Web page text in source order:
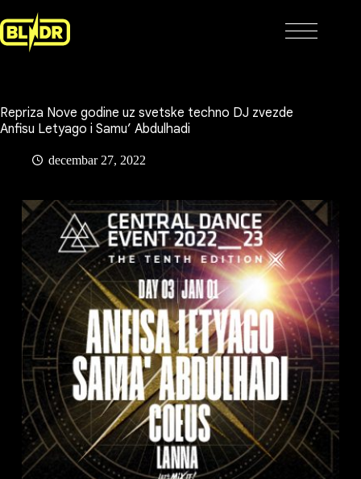
to
content
Repriza Nove godine uz svetske techno DJ zvezde
Anfisu Letyago i Samu’ Abdulhadi
decembar 27, 2022